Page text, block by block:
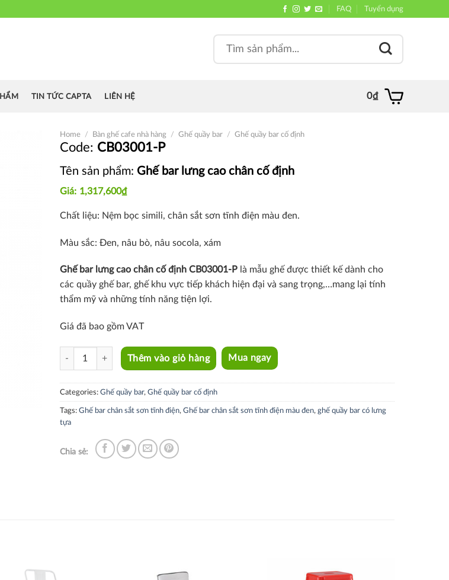
FAQ Tuyển dụng
for:
TIN TỨC CAPTA LIÊN HỆ 0₫
Home / Bàn ghế cafe nhà hàng / Ghế quầy bar / Ghế quầy bar cố định
CB03001-P
Tên sản phẩm: Ghế bar lưng cao chân cố định
1,317,600₫
Chất liệu: Nệm bọc simili, chân sắt sơn tĩnh điện màu đen.
Màu sắc: Đen, nâu bò, nâu socola, xám
Ghế bar lưng cao chân cố định CB03001-P là mẫu ghế được thiết kế dành cho
các quầy ghế bar, ghế khu vực tiếp khách hiện đại và sang trọng,…mang lại tính
thẩm mỹ và những tính năng tiện lợi.
Giá đã bao gồm VAT
CB03001-P quantity
Thêm vào giỏ hàng Mua ngay
Categories: Ghế quầy bar, Ghế quầy bar cố định
Tags: Ghế bar chân sắt sơn tĩnh điện, Ghế bar chân sắt sơn tĩnh điện màu đen, ghế quầy bar có lưng
tựa
Chia sẻ: